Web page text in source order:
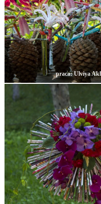
praca: Ulviya